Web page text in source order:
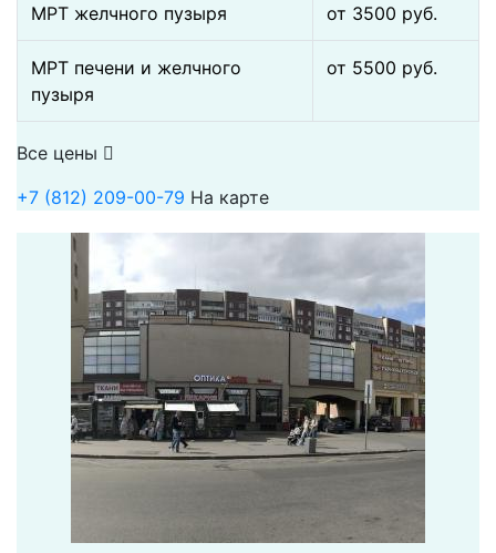
МРТ желчного пузыря от 3500 pуб.
МРТ печени и желчного
пузыря
от 5500 pуб.
Все цены
+7 (812) 209-00-79 На карте